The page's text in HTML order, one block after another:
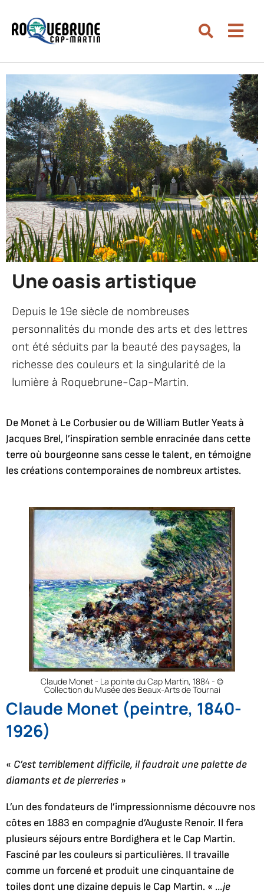
Aller à la recherche
Rechercher
Accueil
Votre
Ma
ville
Une oasis
artistique
Une oasis artistique
Depuis le 19e siècle de nombreuses
personnalités du monde des arts et des lettres
ont été séduits par la beauté des paysages, la
richesse des couleurs et la singularité de la
lumière à Roquebrune-Cap-Martin.
De Monet à Le Corbusier ou de William Butler Yeats à
Jacques Brel, l’inspiration semble enracinée dans cette
terre où bourgeonne sans cesse le talent, en témoigne
les créations contemporaines de nombreux artistes.
Claude Monet - La pointe du Cap Martin, 1884 - ©
Collection du Musée des Beaux-Arts de Tournai
Claude Monet (peintre, 1840-
1926)
« C’est terriblement difficile, il faudrait une palette de
diamants et de pierreries »
L’un des fondateurs de l’impressionnisme découvre nos
côtes en 1883 en compagnie d’Auguste Renoir. Il fera
plusieurs séjours entre Bordighera et le Cap Martin.
Fasciné par les couleurs si particulières. Il travaille
comme un forcené et produit une cinquantaine de
toiles dont une dizaine depuis le Cap Martin. « …je